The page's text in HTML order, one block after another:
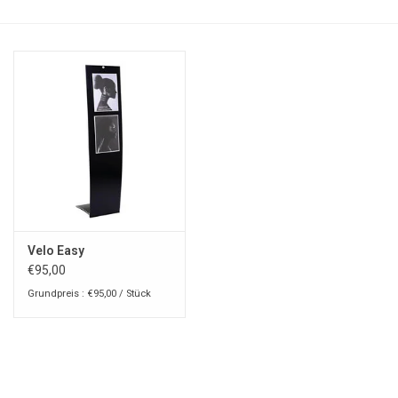
Velo Easy
€95,00
Grundpreis : €95,00 / Stück